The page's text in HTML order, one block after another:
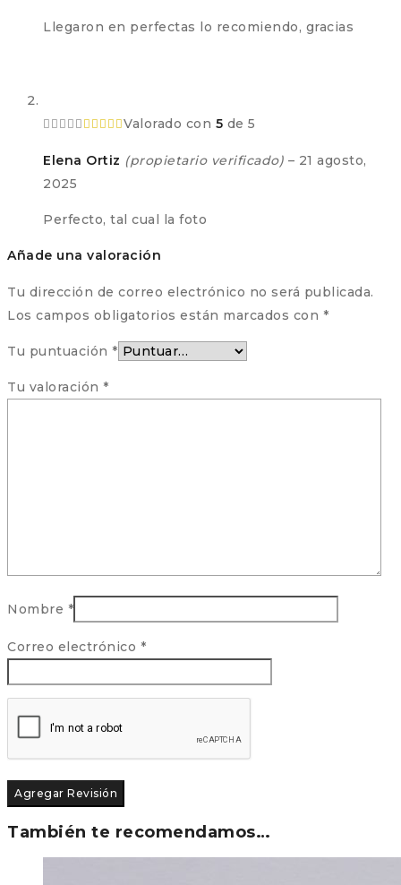
Llegaron en perfectas lo recomiendo, gracias
Valorado con 5 de 5
Elena Ortiz (propietario verificado) – 21 agosto,
2025
Perfecto, tal cual la foto
Añade una valoración
Tu dirección de correo electrónico no será publicada.
Los campos obligatorios están marcados con *
Tu puntuación *
Tu valoración *
Nombre *
Correo electrónico *
También te recomendamos…